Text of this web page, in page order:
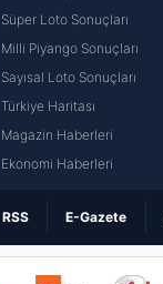
Süper Loto Sonuçları
Milli Piyango Sonuçları
Sayısal Loto Sonuçları
Türkiye Haritası
Magazin Haberleri
Ekonomi Haberleri
RSS E-Gazete